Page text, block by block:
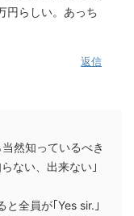
円らしい。あっち
返信
然知っているべき
ない、出来ない｣
と全員が｢Yes sir.｣